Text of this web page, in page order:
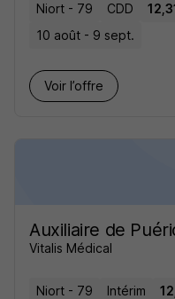
Niort - 79 CDD
10 août - 9 sept.
Voir l’offre
Auxiliaire de
Vitalis Médical
Niort - 79 Intérim